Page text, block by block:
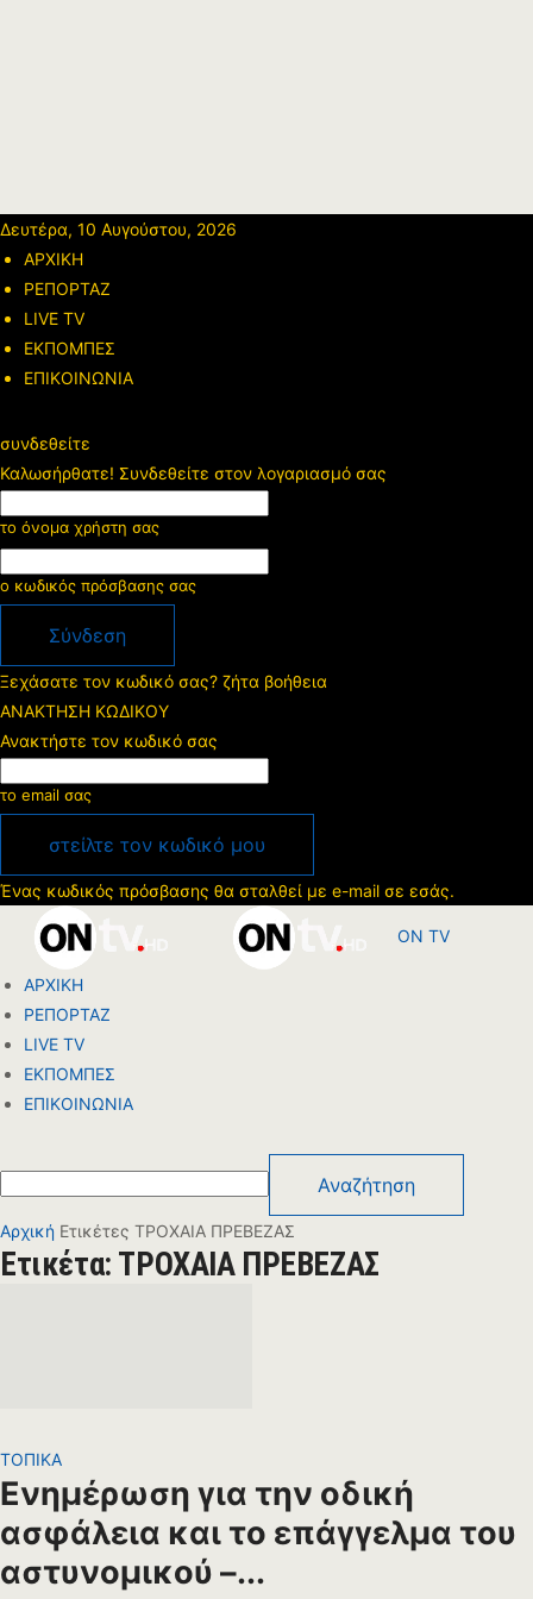
Δευτέρα, 10 Αυγούστου, 2026
ΑΡΧΙΚΗ
ΡΕΠΟΡΤΑΖ
LIVE TV
ΕΚΠΟΜΠΕΣ
ΕΠΙΚΟΙΝΩΝΙΑ
συνδεθείτε
Καλωσήρθατε! Συνδεθείτε στον λογαριασμό σας
το όνομα χρήστη σας
ο κωδικός πρόσβασης σας
Ξεχάσατε τον κωδικό σας? ζήτα βοήθεια
ΑΝΑΚΤΗΣΗ ΚΩΔΙΚΟΥ
Ανακτήστε τον κωδικό σας
το email σας
Ένας κωδικός πρόσβασης θα σταλθεί με e-mail σε εσάς.
ON TV
ΑΡΧΙΚΗ
ΡΕΠΟΡΤΑΖ
LIVE TV
ΕΚΠΟΜΠΕΣ
ΕΠΙΚΟΙΝΩΝΙΑ
Αρχική Ετικέτες ΤΡΟΧΑΙΑ ΠΡΕΒΕΖΑΣ
Ετικέτα: ΤΡΟΧΑΙΑ ΠΡΕΒΕΖΑΣ
ΤΟΠΙΚΑ
Ενημέρωση για την οδική
ασφάλεια και το επάγγελμα του
αστυνομικού –...